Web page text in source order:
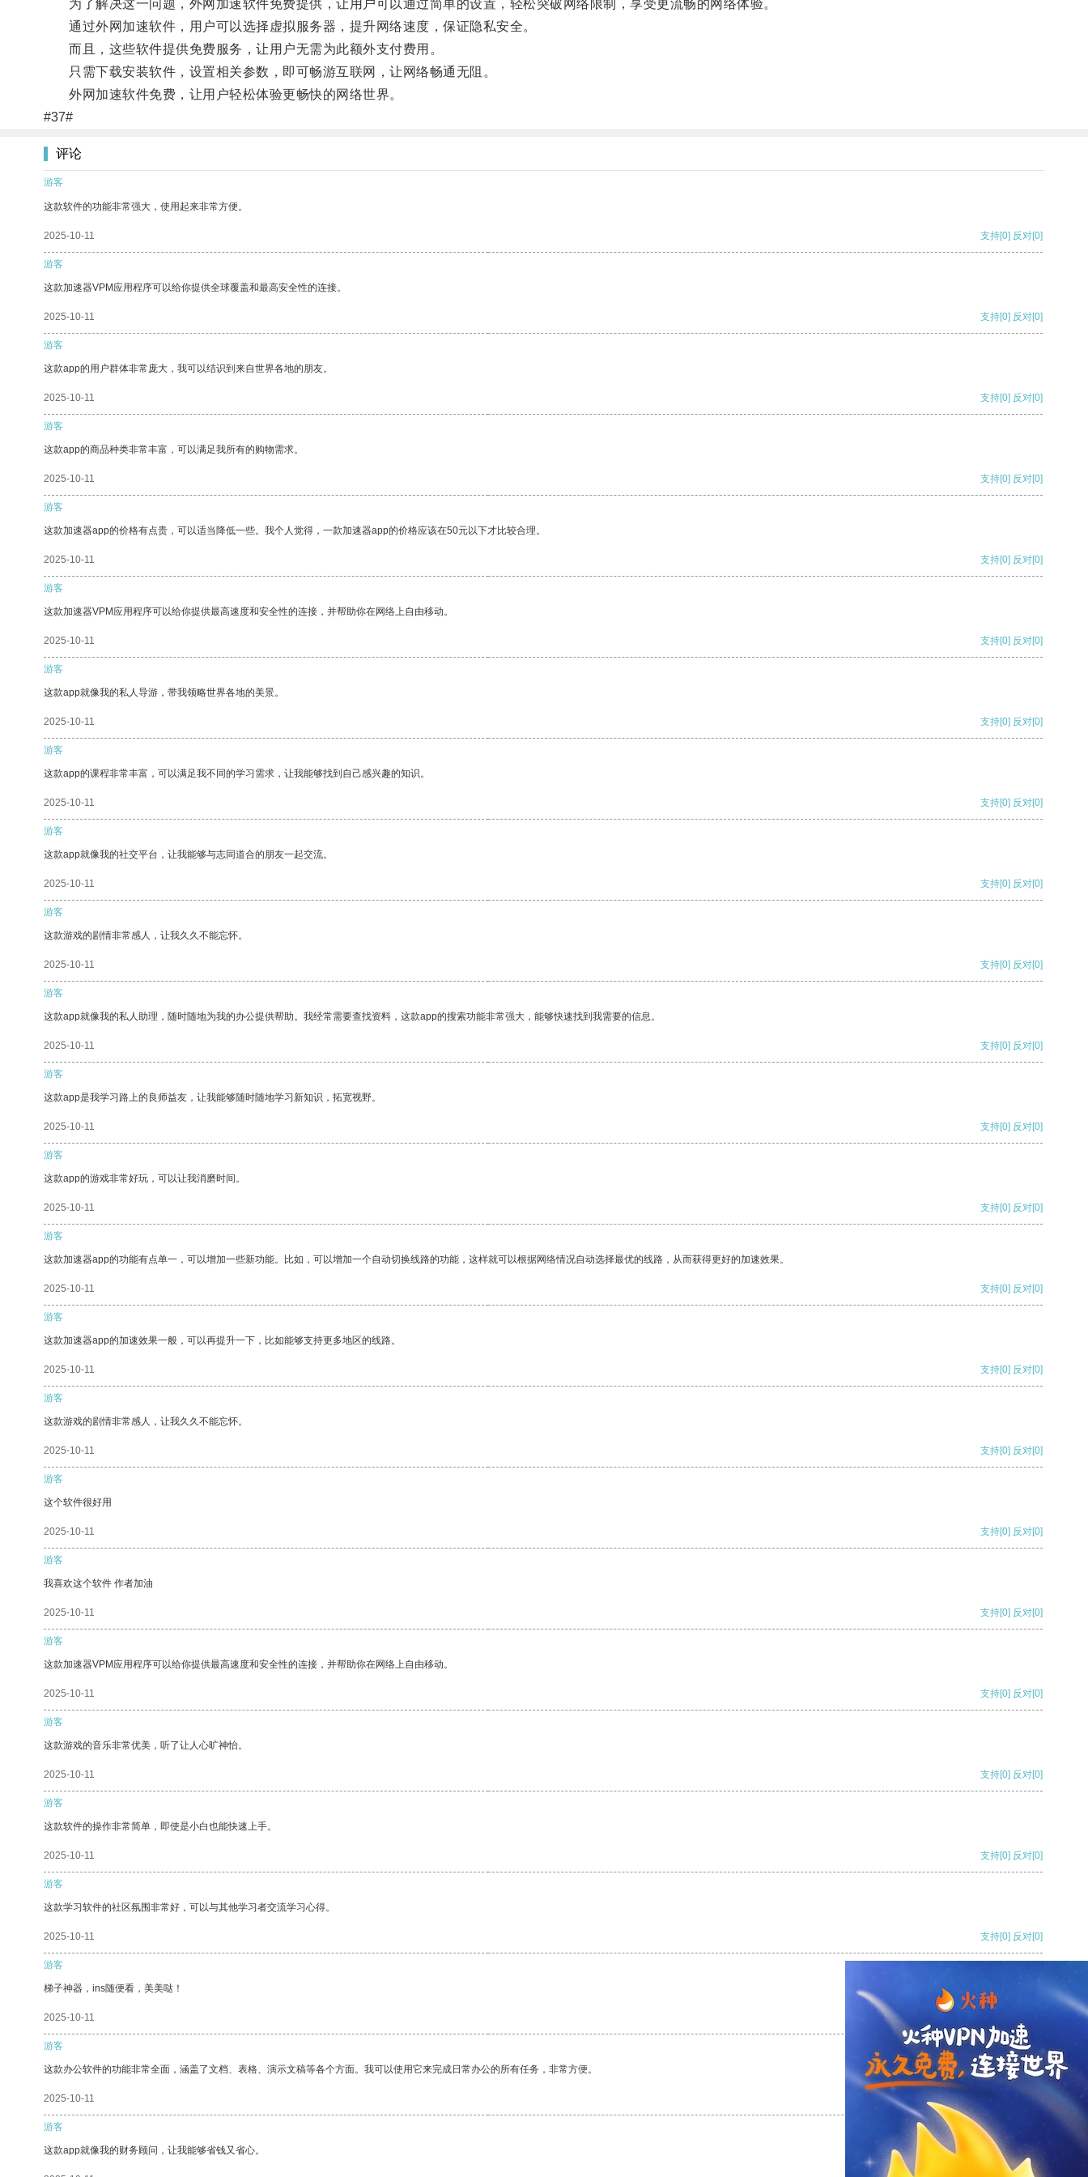
为了解决这一问题，外网加速软件免费提供，让用户可以通过简单的设置，轻松突破网络限制，享受更流畅的网络体验。
通过外网加速软件，用户可以选择虚拟服务器，提升网络速度，保证隐私安全。
而且，这些软件提供免费服务，让用户无需为此额外支付费用。
只需下载安装软件，设置相关参数，即可畅游互联网，让网络畅通无阻。
外网加速软件免费，让用户轻松体验更畅快的网络世界。
#37#
评论
游客
这款软件的功能非常强大，使用起来非常方便。
2025-10-11 支持[0] 反对[0]
游客
这款加速器VPM应用程序可以给你提供全球覆盖和最高安全性的连接。
2025-10-11 支持[0] 反对[0]
游客
这款app的用户群体非常庞大，我可以结识到来自世界各地的朋友。
2025-10-11 支持[0] 反对[0]
游客
这款app的商品种类非常丰富，可以满足我所有的购物需求。
2025-10-11 支持[0] 反对[0]
游客
这款加速器app的价格有点贵，可以适当降低一些。我个人觉得，一款加速器app的价格应该在50元以下才比较合理。
2025-10-11 支持[0] 反对[0]
游客
这款加速器VPM应用程序可以给你提供最高速度和安全性的连接，并帮助你在网络上自由移动。
2025-10-11 支持[0] 反对[0]
游客
这款app就像我的私人导游，带我领略世界各地的美景。
2025-10-11 支持[0] 反对[0]
游客
这款app的课程非常丰富，可以满足我不同的学习需求，让我能够找到自己感兴趣的知识。
2025-10-11 支持[0] 反对[0]
游客
这款app就像我的社交平台，让我能够与志同道合的朋友一起交流。
2025-10-11 支持[0] 反对[0]
游客
这款游戏的剧情非常感人，让我久久不能忘怀。
2025-10-11 支持[0] 反对[0]
游客
这款app就像我的私人助理，随时随地为我的办公提供帮助。我经常需要查找资料，这款app的搜索功能非常强大，能够快速找到我需要的信息。
2025-10-11 支持[0] 反对[0]
游客
这款app是我学习路上的良师益友，让我能够随时随地学习新知识，拓宽视野。
2025-10-11 支持[0] 反对[0]
游客
这款app的游戏非常好玩，可以让我消磨时间。
2025-10-11 支持[0] 反对[0]
游客
这款加速器app的功能有点单一，可以增加一些新功能。比如，可以增加一个自动切换线路的功能，这样就可以根据网络情况自动选择最优的线路，从而获得更好的加速效果。
2025-10-11 支持[0] 反对[0]
游客
这款加速器app的加速效果一般，可以再提升一下，比如能够支持更多地区的线路。
2025-10-11 支持[0] 反对[0]
游客
这款游戏的剧情非常感人，让我久久不能忘怀。
2025-10-11 支持[0] 反对[0]
游客
这个软件很好用
2025-10-11 支持[0] 反对[0]
游客
我喜欢这个软件 作者加油
2025-10-11 支持[0] 反对[0]
游客
这款加速器VPM应用程序可以给你提供最高速度和安全性的连接，并帮助你在网络上自由移动。
2025-10-11 支持[0] 反对[0]
游客
这款游戏的音乐非常优美，听了让人心旷神怡。
2025-10-11 支持[0] 反对[0]
游客
这款软件的操作非常简单，即使是小白也能快速上手。
2025-10-11 支持[0] 反对[0]
游客
这款学习软件的社区氛围非常好，可以与其他学习者交流学习心得。
2025-10-11 支持[0] 反对[0]
游客
梯子神器，ins随便看，美美哒！
2025-10-11
游客
这款办公软件的功能非常全面，涵盖了文档、表格、演示文稿等各个方面。我可以使用它来完成日常办公的所有任务，非常方便。
2025-10-11 反对
游客
这款app就像我的财务顾问，让我能够省钱又省心。